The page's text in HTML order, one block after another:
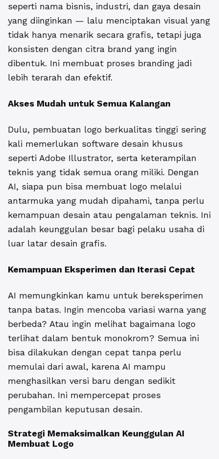
seperti nama bisnis, industri, dan gaya desain
yang diinginkan — lalu menciptakan visual yang
tidak hanya menarik secara grafis, tetapi juga
konsisten dengan citra brand yang ingin
dibentuk. Ini membuat proses branding jadi
lebih terarah dan efektif.
Akses Mudah untuk Semua Kalangan
Dulu, pembuatan logo berkualitas tinggi sering
kali memerlukan software desain khusus
seperti Adobe Illustrator, serta keterampilan
teknis yang tidak semua orang miliki. Dengan
AI, siapa pun bisa membuat logo melalui
antarmuka yang mudah dipahami, tanpa perlu
kemampuan desain atau pengalaman teknis. Ini
adalah keunggulan besar bagi pelaku usaha di
luar latar desain grafis.
Kemampuan Eksperimen dan Iterasi Cepat
AI memungkinkan kamu untuk bereksperimen
tanpa batas. Ingin mencoba variasi warna yang
berbeda? Atau ingin melihat bagaimana logo
terlihat dalam bentuk monokrom? Semua ini
bisa dilakukan dengan cepat tanpa perlu
memulai dari awal, karena AI mampu
menghasilkan versi baru dengan sedikit
perubahan. Ini mempercepat proses
pengambilan keputusan desain.
Strategi Memaksimalkan Keunggulan AI
Membuat Logo